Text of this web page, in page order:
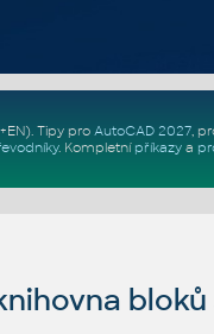
. Tipy pro AutoCAD 2027,
. Kompletní příkazya